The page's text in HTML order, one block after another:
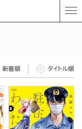
新着順 タイトル順